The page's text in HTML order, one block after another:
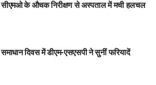
सीएमओ के औचक निरीक्षण से अस्पताल में मची हलचल
समाधान दिवस में डीएम-एसएसपी ने सुनीं फरियादें